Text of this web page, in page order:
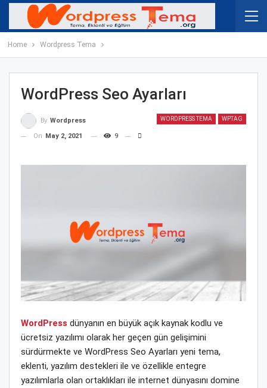
Home Wordpress Tema
WordPress Seo Ayarları
WORDPRESS TEMA WPTAG
By Wordpress
On
May 2, 2021 9
WordPress dünyanın en büyük açık kaynak kodlu ve
ücretsiz yazılımı olarak her geçen gün gelişimini
sürdürmekte ve WordPress Seo Ayarları yeni tema,
eklenti, yazılım destekleri ile ve özellikle entegre
yazılımlarla olan ortaklıkları ile internet dünyasını domine